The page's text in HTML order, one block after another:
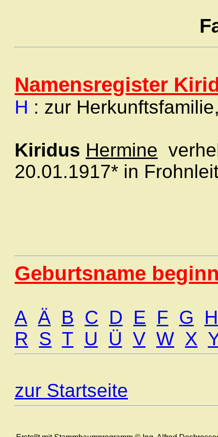
Namensregister
H : zur
Kiridus Hermine
20.01.1917* in
Geburtsname
A Ä B C D E F G
H
R
S T U Ü V W X
zur Startseite